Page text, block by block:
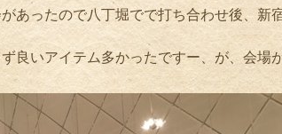
あったので八丁堀でで打ち合わせ後、新
良いアイテム多かったですー、が、会場